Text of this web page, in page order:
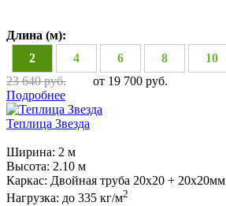
Длина (м):
2
4 6 8
10
23 640 руб.
от 19 700 руб.
Подробнее
Теплица Звезда
Ширина: 2 м
Высота: 2.10 м
Каркас: Двойная труба 20х20 + 20х20мм
Нагрузка: до 335 кг/м2